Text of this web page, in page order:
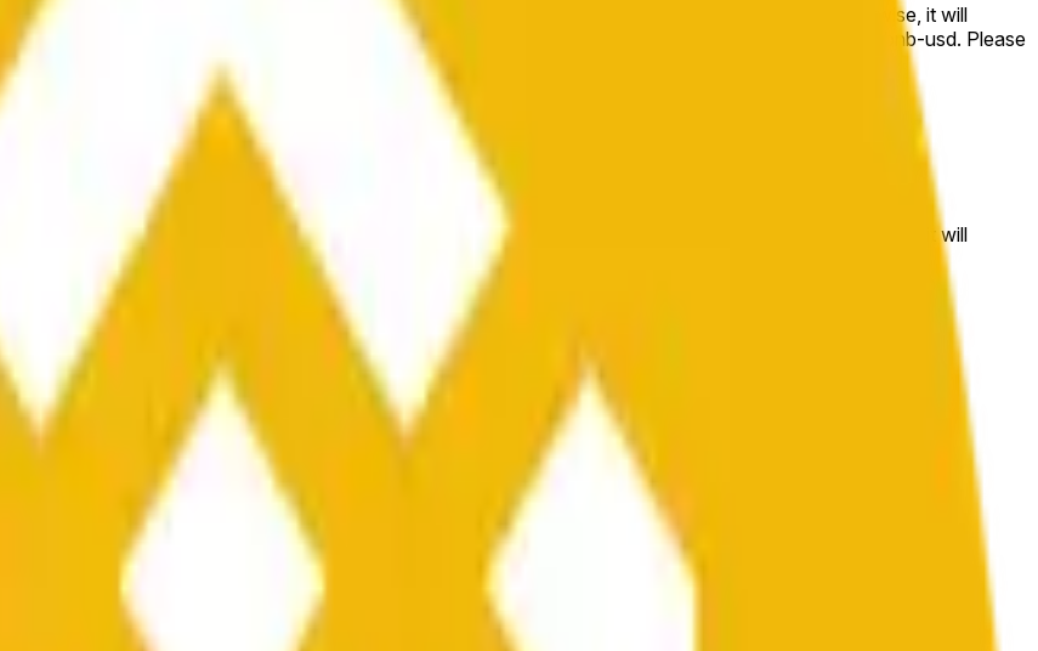
range specified in the title is greater than or equal to the price at the beginning of that range. Otherwise, it will
from Chainlink, specifically the BNB/USD data stream available at https://data.chain.link/streams/bnb-usd. Please
BNB/USD, not according to other sources or spot markets.
range specified in the title is greater than or equal to the price at the beginning of that range. Otherwise, it will
the BNB/USD data stream available at
https://data.chain.link/streams/bnb-usd
stream BNB/USD, not according to other sources or spot markets.